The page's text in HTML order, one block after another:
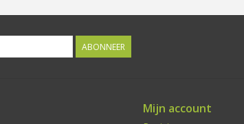
ABONNEER
Mijn account